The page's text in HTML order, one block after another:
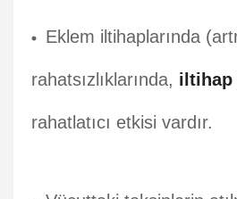
Eklem iltihaplarında
rahatsızlıklarında, iltihap
rahatlatıcı etkisi vardır.